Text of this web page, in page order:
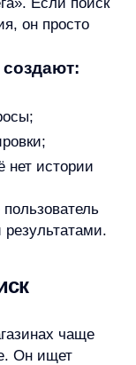
чаще
Любое
резко